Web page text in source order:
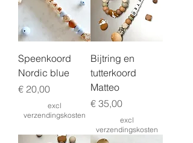
Speenkoord
Nordic blue
Prijs
€ 20,00
excl
verzendingskosten
Bijtring en
tutterkoord
Matteo
Prijs
€ 35,00
excl
verzendingskosten